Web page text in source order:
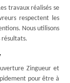
travaux réalisés se
respectent les
Nous utilisons
résultats.
Zingueur et
pour être à